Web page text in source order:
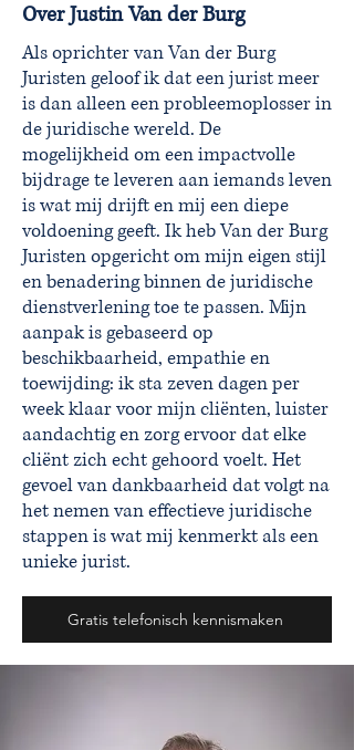
Over Justin Van der Burg
Als oprichter van Van der Burg
Juristen geloof ik dat een jurist meer
is dan alleen een probleemoplosser in
de juridische wereld. De
mogelijkheid om een impactvolle
bijdrage te leveren aan iemands leven
is wat mij drijft en mij een diepe
voldoening geeft. Ik heb Van der Burg
Juristen opgericht om mijn eigen stijl
en benadering binnen de juridische
dienstverlening toe te passen. Mijn
aanpak is gebaseerd op
beschikbaarheid, empathie en
toewijding: ik sta zeven dagen per
week klaar voor mijn cliënten, luister
aandachtig en zorg ervoor dat elke
cliënt zich echt gehoord voelt. Het
gevoel van dankbaarheid dat volgt na
het nemen van effectieve juridische
stappen is wat mij kenmerkt als een
unieke jurist.
Gratis telefonisch kennismaken